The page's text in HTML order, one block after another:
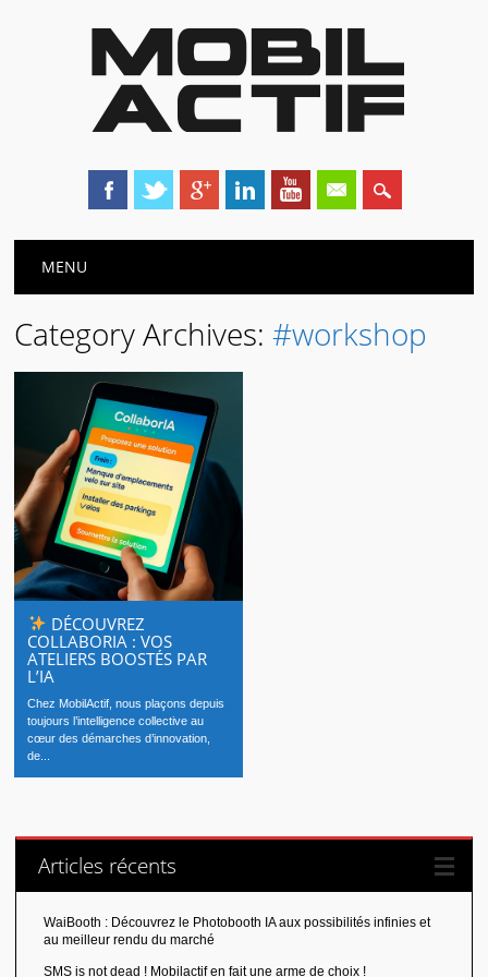
Main menu
MENU
Category Archives:#workshop
DÉCOUVREZ
COLLABORIA : VOS
ATELIERS BOOSTÉS PAR
L’IA
Chez MobilActif, nous plaçons depuis
toujours l’intelligence collective au
cœur des démarches d’innovation,
de...
Articles récents
WaiBooth : Découvrez le Photobooth IA aux possibilités infinies et
au meilleur rendu du marché
SMS is not dead ! Mobilactif en fait une arme de choix !